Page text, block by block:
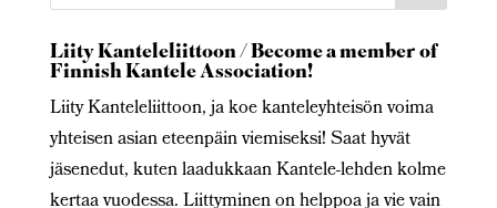
Liity Kanteleliittoon / Become a member of
Finnish Kantele Association!
Liity Kanteleliittoon, ja koe kanteleyhteisön voima
yhteisen asian eteenpäin viemiseksi! Saat hyvät
jäsenedut, kuten laadukkaan Kantele-lehden kolme
kertaa vuodessa. Liittyminen on helppoa ja vie vain